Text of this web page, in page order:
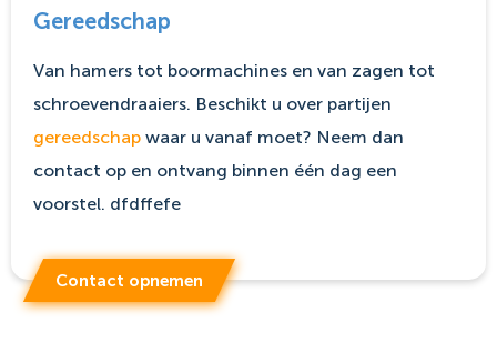
Gereedschap
Van hamers tot boormachines en van zagen tot
schroevendraaiers. Beschikt u over partijen
gereedschap waar u vanaf moet? Neem dan
contact op en ontvang binnen één dag een
voorstel. dfdffefe
Contact opnemen